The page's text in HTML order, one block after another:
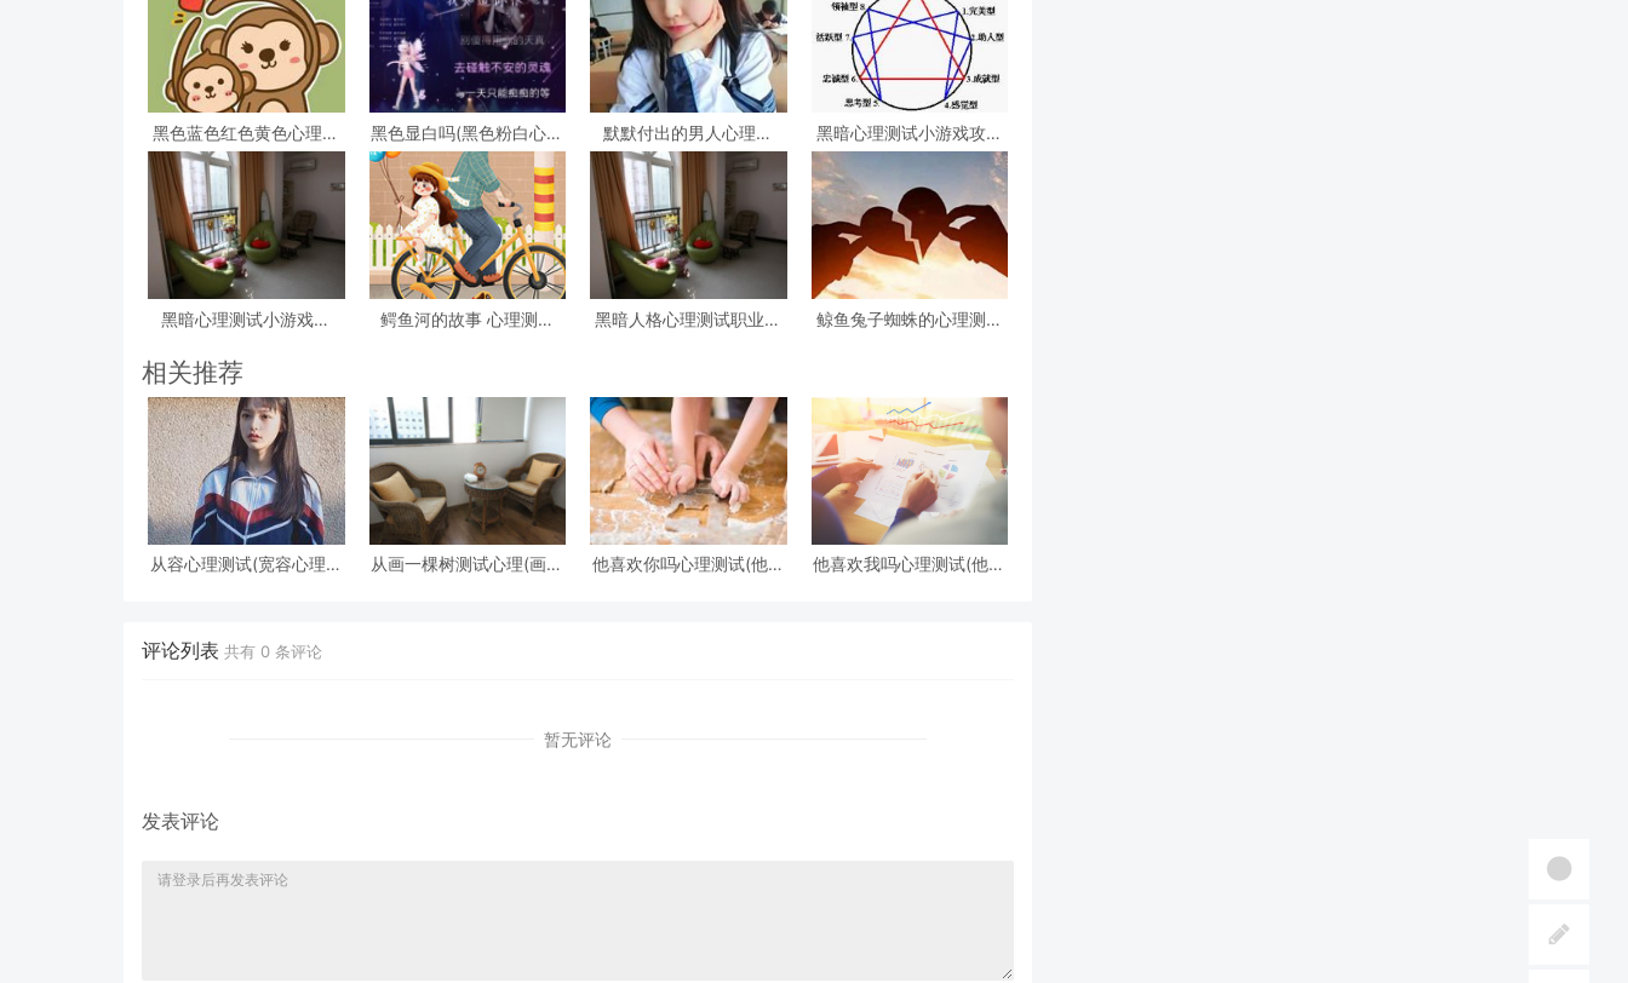
黑色蓝色红色黄色心理测
试，心理测试 红色 黑色
黄色 蓝色 白色 绿色分别
是什么
黑色显白吗(黑色粉白心理
测试准吗)
默默付出的男人心理测
试，女生心理测试
黑暗心理测试小游戏攻略
心理测试小游戏
黑暗心理测试小游戏答
小游戏活动
鳄鱼河的故事 心理测试
黑暗人格心理测试职业，
鲸鱼兔子蜘蛛的心理测试
相关推荐
从容心理测试(宽容心理测
从画一棵树测试心理(画一
他喜欢你吗心理测试(他喜
他喜欢我吗心理测试(他喜
评论列表 共有 0 条评论
暂无评论
发表评论